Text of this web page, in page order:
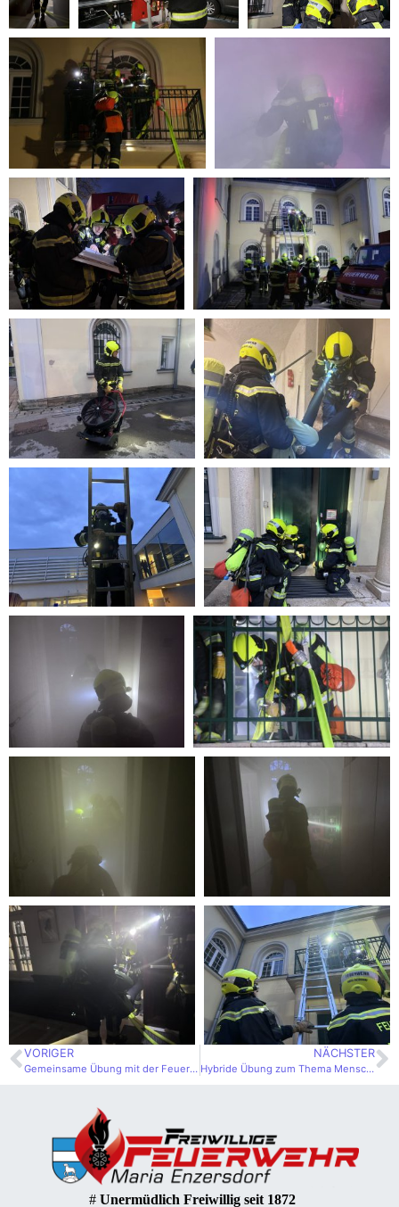
VORIGER
Gemeinsame Übung mit der Feuerwehr Hinterbrühl
NÄCHSTER
Hybride Übung zum Thema Menschenrettung
# Unermüdlich Freiwillig seit 1872